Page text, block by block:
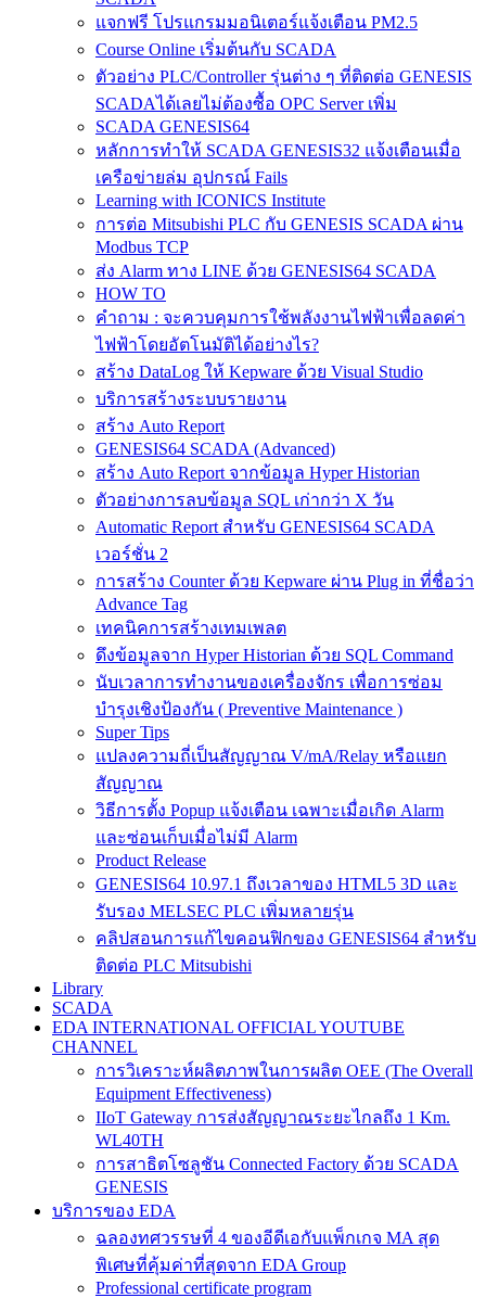
แจกฟรี โปรแกรมมอนิเตอร์แจ้งเตือน PM2.5
Course Online เริ่มต้นกับ SCADA
ตัวอย่าง PLC/Controller รุ่นต่าง ๆ ที่ติดต่อ GENESIS
SCADAได้เลยไม่ต้องซื้อ OPC Server เพิ่ม
SCADA GENESIS64
หลักการทำให้ SCADA GENESIS32 แจ้งเตือนเมื่อ
เครือข่ายล่ม อุปกรณ์ Fails
Learning with ICONICS Institute
การต่อ Mitsubishi PLC กับ GENESIS SCADA ผ่าน
Modbus TCP
ส่ง Alarm ทาง LINE ด้วย GENESIS64 SCADA
HOW TO
คำถาม : จะควบคุมการใช้พลังงานไฟฟ้าเพื่อลดค่า
ไฟฟ้าโดยอัตโนมัติได้อย่างไร?
สร้าง DataLog ให้ Kepware ด้วย Visual Studio
บริการสร้างระบบรายงาน
สร้าง Auto Report
GENESIS64 SCADA (Advanced)
สร้าง Auto Report จากข้อมูล Hyper Historian
ตัวอย่างการลบข้อมูล SQL เก่ากว่า X วัน
Automatic Report สำหรับ GENESIS64 SCADA
เวอร์ชั่น 2
การสร้าง Counter ด้วย Kepware ผ่าน Plug in ที่ชื่อว่า
Advance Tag
เทคนิคการสร้างเทมเพลต
ดึงข้อมูลจาก Hyper Historian ด้วย SQL Command
นับเวลาการทำงานของเครื่องจักร เพื่อการซ่อม
บำรุงเชิงป้องกัน ( Preventive Maintenance )
Super Tips
แปลงความถี่เป็นสัญญาณ V/mA/Relay หรือแยก
สัญญาณ
วิธีการตั้ง Popup แจ้งเตือน เฉพาะเมื่อเกิด Alarm
และซ่อนเก็บเมื่อไม่มี Alarm
Product Release
GENESIS64 10.97.1 ถึงเวลาของ HTML5 3D และ
รับรอง MELSEC PLC เพิ่มหลายรุ่น
คลิปสอนการแก้ไขคอนฟิกของ GENESIS64 สำหรับ
ติดต่อ PLC Mitsubishi
Library
SCADA
EDA INTERNATIONAL OFFICIAL YOUTUBE
CHANNEL
การวิเคราะห์ผลิตภาพในการผลิต OEE (The Overall
Equipment Effectiveness)
IIoT Gateway การส่งสัญญาณระยะไกลถึง 1 Km.
WL40TH
การสาธิตโซลูชัน Connected Factory ด้วย SCADA
GENESIS
บริการของ EDA
ฉลองทศวรรษที่ 4 ของอีดีเอกับแพ็กเกจ MA สุด
พิเศษที่คุ้มค่าที่สุดจาก EDA Group
Professional certificate program